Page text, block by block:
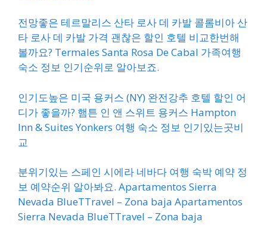
전망좋은 테르말리스 산타 로사 데 카발 콜롬비아 산
타 로사 데 카발 가격 괜찮은 할인 호텔 비교한번해
볼까요? Termales Santa Rosa De Cabal 가족여행
숙소 정보 인기순위로 알아보죠.
인기도높은 미국 용커스 (NY) 완전강추 호텔 할인 어
디가 좋을까? 햄튼 인 앤 스위트 용커스 Hampton
Inn & Suites Yonkers 여행 숙소 정보 인기있는곳비
교
분위기있는 스페인 시에라 네바다 여행 숙박 예약 정
보 예약순위 알아봐요. Apartamentos Sierra
Nevada BlueTTravel – Zona baja Apartamentos
Sierra Nevada BlueTTravel – Zona baja